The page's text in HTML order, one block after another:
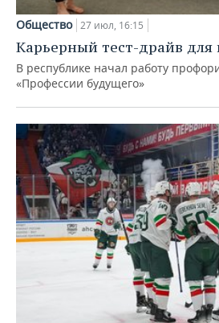
Общество 27 июл, 16:15
Карьерный тест-драйв
В республике начал работу
«Профессии будущего»